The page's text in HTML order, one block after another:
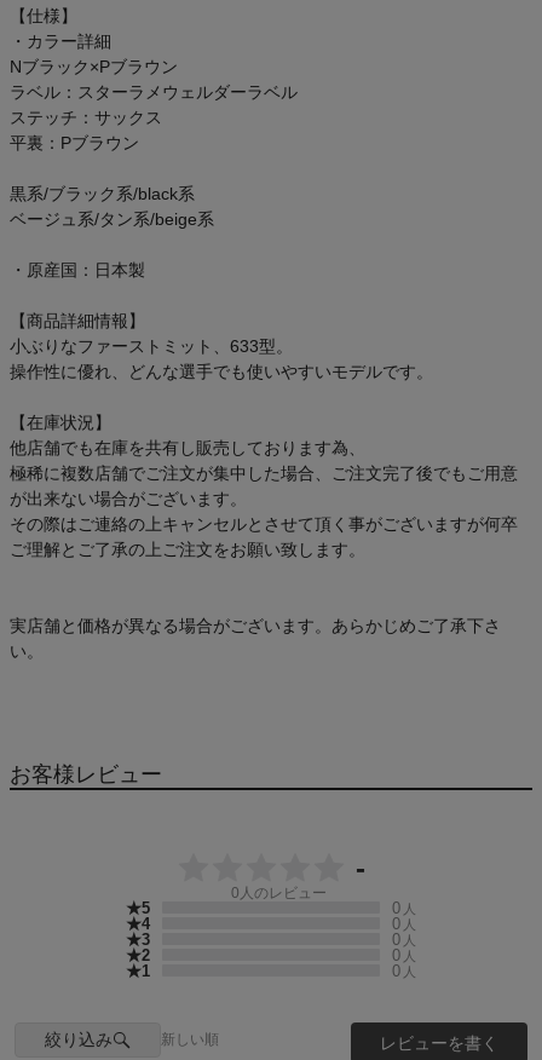
ご利用ガイド
クーポン一覧
商品レビュー
プロテイン・サプリメントまとめ買い
アウトレットセール
スタッフコーディネート
【仕様】
・カラー詳細
Nブラック×Pブラウン
ラベル：スターラメウェルダーラベル
ステッチ：サックス
平裏：Pブラウン
黒系/ブラック系/black系
ベージュ系/タン系/beige系
・原産国：日本製
【商品詳細情報】
小ぶりなファーストミット、633型。
操作性に優れ、どんな選手でも使いやすいモデルです。
【在庫状況】
他店舗でも在庫を共有し販売しております為、
極稀に複数店舗でご注文が集中した場合、ご注文完了後でもご用意
が出来ない場合がございます。
その際はご連絡の上キャンセルとさせて頂く事がございますが何卒
ご理解とご了承の上ご注文をお願い致します。
実店舗と価格が異なる場合がございます。あらかじめご了承下さ
い。
お客様レビュー
-
0 人のレビュー
★5 0 人
★4 0 人
★3 0 人
★2 0 人
★1 0 人
絞り込み 新しい順 レビューを書く